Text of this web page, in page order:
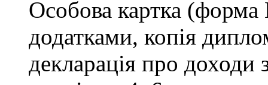
Особова картка
додатками, копія
декларація про доходи